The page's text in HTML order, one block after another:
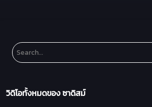
วิดิโอทั้งหมดของ ซาดิสม์